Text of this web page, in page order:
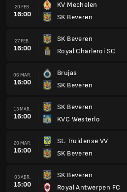
20 FEB.
16:00
KV Mechelen
SK Beveren
27 FEB.
16:00
SK Beveren
Royal Charleroi SC
06 MAR.
16:00
Brujas
SK Beveren
13 MAR.
16:00
SK Beveren
KVC Westerlo
20 MAR.
16:00
St. Truidense VV
SK Beveren
03 ABR.
15:00
SK Beveren
Royal Antwerpen FC